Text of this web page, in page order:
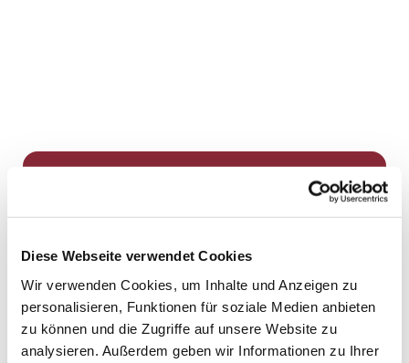
Diese Webseite verwendet Cookies
Wir verwenden Cookies, um Inhalte und Anzeigen zu
personalisieren, Funktionen für soziale Medien anbieten
zu können und die Zugriffe auf unsere Website zu
analysieren. Außerdem geben wir Informationen zu Ihrer
Dies könnte Sie auch